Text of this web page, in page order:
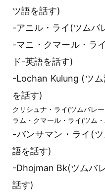
ツ語を話す)
-アニル・ライ(ツムバ
-マニ・クマール・ラ
ド-英語を話す)
-Lochan Kulung (ツ
を話す)
クリシュナ・ライ(ツムバレ
ラム・クマール・ライ(ツム
-バンサマン・ライ(
語を話す)
-Dhojman Bk(ツムバ
話す)